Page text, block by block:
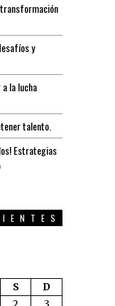
y
la lucha
talento.
Estrategias
S D